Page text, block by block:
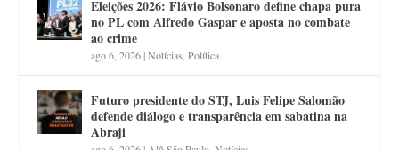
Eleições 2026: Flávio Bolsonaro define chapa pura
no PL com Alfredo Gaspar e aposta no combate
ao crime
ago 6, 2026|Notícias ,Política
Futuro presidente do STJ, Luis Felipe Salomão
defende diálogo e transparência em sabatina na
Abraji